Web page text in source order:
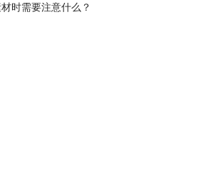
时需要注意什么？